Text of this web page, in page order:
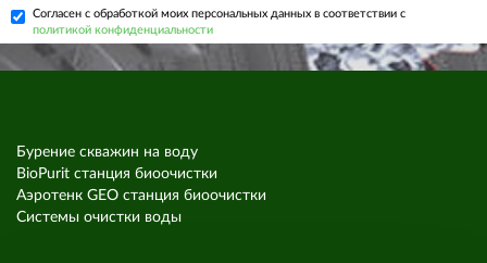
Согласен с обработкой моих персональных данных в соответствии с
политикой конфиденциальности
Бурение скважин на воду
BioPurit станция биоочистки
Аэротенк GEO станция биоочистки
Системы очистки воды